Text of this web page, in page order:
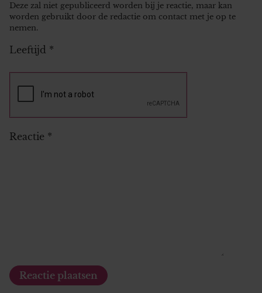
Deze zal niet gepubliceerd worden bij je reactie, maar kan
worden gebruikt door de redactie om contact met je op te
nemen.
Leeftijd *
Reactie *